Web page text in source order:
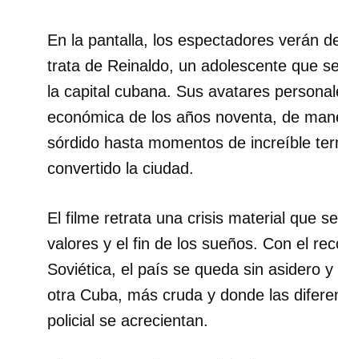
En la pantalla, los espectadores verán
trata de Reinaldo, un adolescente que
la capital cubana. Sus avatares
económica de los años noventa, de
sórdido hasta momentos de increíble
convertido la ciudad.
El filme retrata una crisis material que
valores y el fin de los sueños. Con el
Soviética, el país se queda sin asidero
otra Cuba, más cruda y donde las
policial se acrecientan.